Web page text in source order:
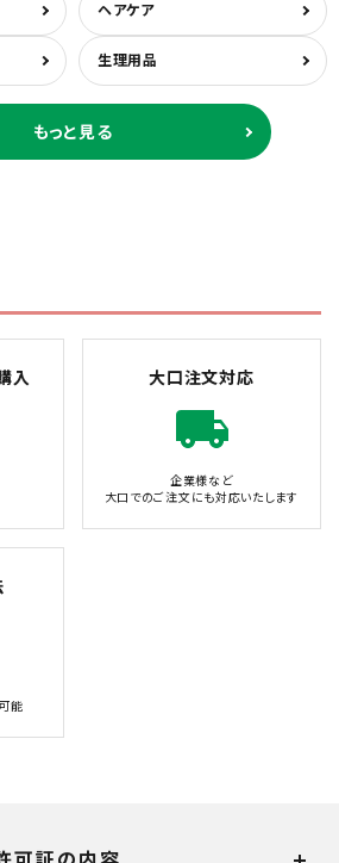
ヘアケア
生理用品
もっと見る
入 大口注文対応
企業様など
大口でのご注文にも対応いたします
能